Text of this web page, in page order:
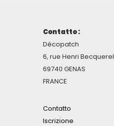
Contatto :
Décopatch
6, rue Henri Becquerel
69740 GENAS
FRANCE
Contatto
Iscrizione